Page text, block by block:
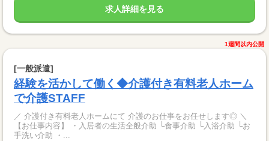
求人詳細を見る
1週間以内公開
[一般派遣]
経験を活かして働く◆介護付き有料老人ホーム
で介護STAFF
／ 介護付き有料老人ホームにて 介護のお仕事をお任せします◎ ＼
【お仕事内容】 ・入居者の生活全般介助 └食事介助 └入浴介助 └お
手洗い介助 ・...